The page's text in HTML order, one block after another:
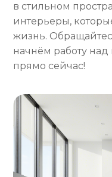
в стильном
интерьеры,
жизнь.
начнём работу
прямо сейчас!